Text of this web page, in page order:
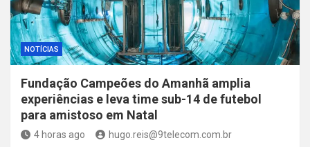
NOTÍCIAS
Fundação Campeões do Amanhã amplia
experiências e leva time sub-14 de futebol
para amistoso em Natal
4 horas ago hugo.reis@9telecom.com.br